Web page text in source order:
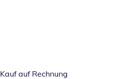
Kauf auf Rechnung